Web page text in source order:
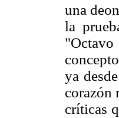
una
la
ya
corazón
críticas